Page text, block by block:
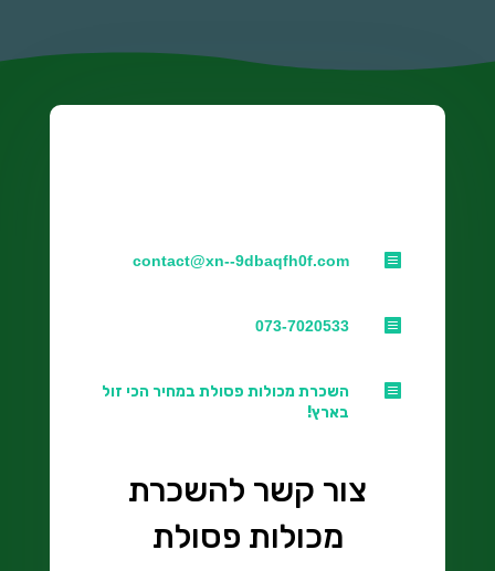

contact@xn--9dbaqfh0f.com

073-7020533

השכרת מכולות פסולת במחיר הכי זול
בארץ!
צור קשר להשכרת
מכולות פסולת